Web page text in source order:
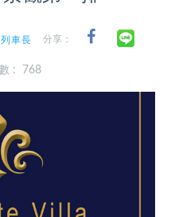
列車長 分享：
: 768